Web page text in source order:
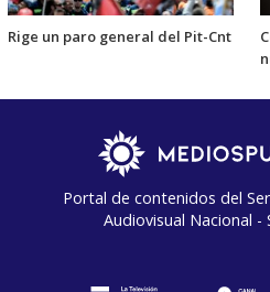
Rige un paro general del Pit-Cnt
Portal de contenidos del
Audiovisual Nacional -